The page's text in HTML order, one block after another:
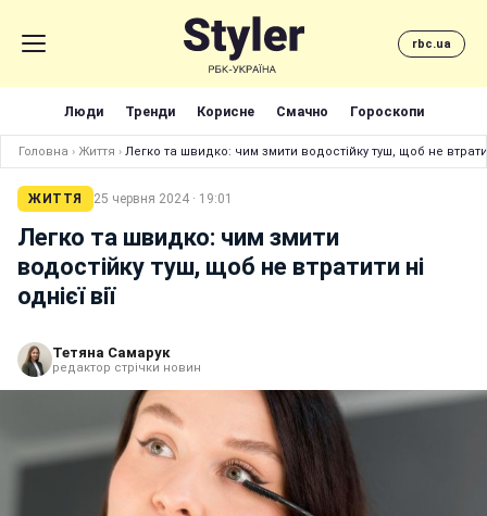
rbc.ua
Люди Тренди Корисне Смачно Гороскопи
Головна › Життя › Легко та швидко: чим змити водостійку туш, щоб не
ЖИТТЯ 25 червня 2024 · 19:01
Легко та швидко: чим змити
водостійку туш, щоб не втратити ні
однієї вії
Тетяна Самарук
редактор стрічки новин